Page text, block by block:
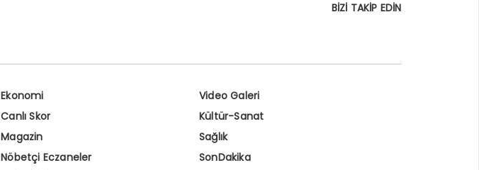
BİZİ TAKİP EDİN
Ekonomi
Video Galeri
Canlı Skor
Kültür-Sanat
Magazin
Sağlık
Nöbetçi Eczaneler
SonDakika